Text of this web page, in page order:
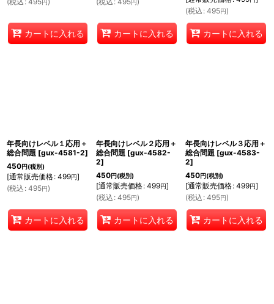
円
カートに入れる
円
カートに入れる
(税込 : 495円)
カートに入れる
年長向けレベル１応用＋
総合問題 [gux-4581-2]
450円(税別)
[通常販売価格: 499円]
(税込 : 495円)
カートに入れる
年長向けレベル２応用＋
総合問題 [gux-4582-
2]
450円(税別)
[通常販売価格: 499円]
(税込 : 495円)
カートに入れる
年長向けレベル３応用＋
総合問題 [gux-4583-
2]
450円(税別)
[通常販売価格: 499円]
(税込 : 495円)
カートに入れる